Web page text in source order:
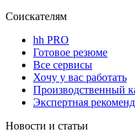
Соискателям
hh PRO
Готовое резюме
Все сервисы
Хочу у вас работать
Производственный
Экспертная
Новости и статьи